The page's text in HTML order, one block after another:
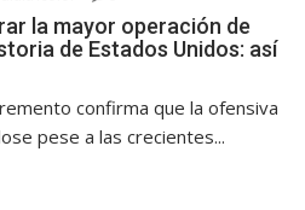
la mayor operación de
de Estados Unidos: así
confirma que la ofensiva
pese a las crecientes...